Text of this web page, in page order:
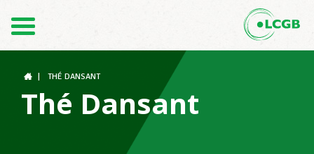
FR
THÉ DANSANT
Thé Dansant